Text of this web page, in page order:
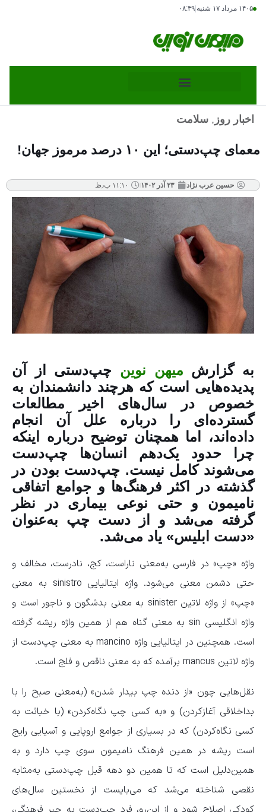
۱۴۰۵ مرداد ۱۷ شنبه ۰۸:۳۹
اخبار روز , سلامت
معمای چپ‌دستی؛ این ۱۰ درصد مرموز جهان!
حسین عرب نژاد ۲۳ آذر ۱۴۰۲ ۱۱:۱۰ ب٫ظ
به گزارش میهن نوین چپ‌دستی از آن
پدیده‌هایی است که هرچند دانشمندان به‌
خصوص در سال‌های اخیر مطالعات
گسترده‌ای را درباره علل آن انجام
داده‌اند، اما همچنان توضیح درباره اینکه
چرا حدود یک‌دهم انسان‌ها چپ‌دست
می‌شوند کامل نیست. چپ‌دست‌ بودن در
گذشته در اکثر فرهنگ‌ها و جوامع اتفاقی
نامیمون و حتی نوعی بیماری در نظر
گرفته می‌شد و از دست چپ به‌عنوان
«دست ابلیس» یاد می‌شد.
واژه «چپ» در فارسی به‌معنی ناراست، کج، نادرست، مخالف و
حتی دشمن معنی می‌شود. واژه ایتالیایی sinistro به‌ معنی
«چپ» از واژه لاتین sinister به‌ معنی بدشگون و ناجور است و
واژه انگلیسی sin به‌ معنی گناه هم از همین واژه ریشه گرفته
است. همچنین در ایتالیایی واژه mancino به‌ معنی چپ‌دست از
واژه لاتین mancus برآمده که به‌ معنی ناقص و فلج است.
نقل‌هایی چون «از دنده چپ بیدار شدن» (به‌معنی صبح را با
بداخلاقی آغاز‌کردن) و «به کسی چپ نگاه‌کردن» (با خباثت به
کسی نگاه‌کردن) که در بسیاری از جوامع اروپایی و آسیایی رایج
است ریشه در همین فرهنگ نامیمون سوی چپ دارد و به‌
همین‌دلیل است که تا همین دو دهه قبل چپ‌دستی به‌مثابه
نقصی شناخته می‌شد که می‌بایست از نخستین سال‌های